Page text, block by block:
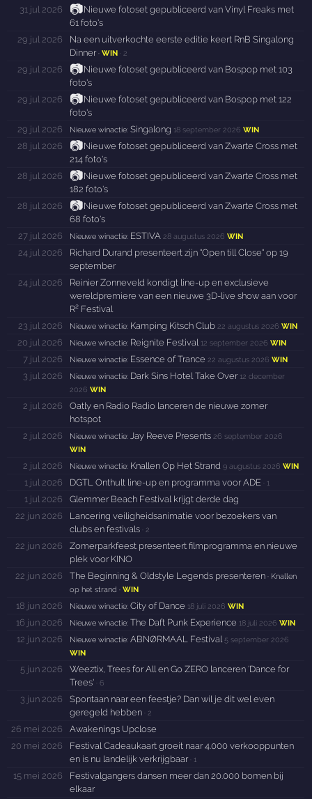
31 jul 2026 📷Nieuwe fotoset gepubliceerd van Vinyl Freaks met
61 foto's
29 jul 2026
Na een uitverkochte eerste editie keert RnB Singalong
Dinner·WIN ·2
29 jul 2026 📷Nieuwe fotoset gepubliceerd van Bospop met 103
foto's
29 jul 2026
📷Nieuwe fotoset gepubliceerd van Bospop met 122
foto's
29 jul 2026
Nieuwe winactie: Singalong 18 september 2026 WIN
28 jul 2026 📷Nieuwe fotoset gepubliceerd van Zwarte Cross met
214 foto's
28 jul 2026
📷Nieuwe fotoset gepubliceerd van Zwarte Cross met
182 foto's
28 jul 2026
📷Nieuwe fotoset gepubliceerd van Zwarte Cross met
68 foto's
27 jul 2026
Nieuwe winactie: ESTIVA28 augustus 2026 WIN
24 jul 2026
Richard Durand presenteert zijn "Open till Close" op 19
september
24 jul 2026
Reinier Zonneveld kondigt line-up en exclusieve
wereldpremiere van een nieuwe 3D-live show aan voor
R² Festival
23 jul 2026
Nieuwe winactie: Kamping Kitsch Club22 augustus 2026 WIN
20 jul 2026 Nieuwe winactie: Reignite Festival 12 september 2026 WIN
7 jul 2026 Nieuwe winactie: Essence of Trance22 augustus 2026 WIN
3 jul 2026 Nieuwe winactie: Dark Sins Hotel Take Over 12 december
2026 WIN
2 jul 2026
Oatly en Radio Radio lanceren de nieuwe zomer
hotspot
2 jul 2026
Nieuwe winactie: Jay Reeve Presents26 september 2026
WIN
2 jul 2026 Nieuwe winactie: Knallen Op Het Strand9 augustus 2026 WIN
1 jul 2026 DGTL Onthult line-up en programma voor ADE 1
1 jul 2026
Glemmer Beach Festival krijgt derde dag
22 jun 2026
Lancering veiligheidsanimatie voor bezoekers van
clubs en festivals ·2
22 jun 2026
Zomerparkfeest presenteert filmprogramma en nieuwe
plek voor KINO
22 jun 2026
The Beginning & Oldstyle Legends presenteren · Knallen
op het strand ·WIN
18 jun 2026 Nieuwe winactie: City of Dance 18 juli 2026 WIN
16 jun 2026 Nieuwe winactie: The Daft Punk Experience 18 juli 2026 WIN
12 jun 2026 Nieuwe winactie: ABNØRMAAL Festival5 september 2026
WIN
5 jun 2026
Weeztix, Trees for All en Go ZERO lanceren 'Dance for
Trees' ·6
3 jun 2026
Spontaan naar een feestje? Dan wil je dit wel even
geregeld hebben ·2
26 mei 2026
Awakenings Upclose
20 mei 2026
Festival Cadeaukaart groeit naar 4.000 verkooppunten
en is nu landelijk verkrijgbaar· 1
15 mei 2026
Festivalgangers dansen meer dan 20.000 bomen bij
elkaar